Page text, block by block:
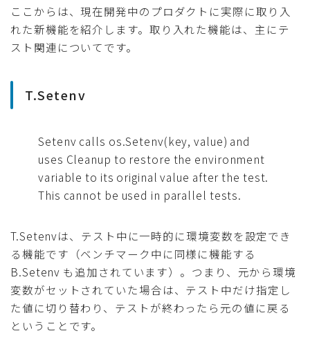
ここからは、現在開発中のプロダクトに実際に取り入
れた新機能を紹介します。取り入れた機能は、主にテ
スト関連についてです。
T.Setenv
Setenv calls os.Setenv(key, value) and
uses Cleanup to restore the environment
variable to its original value after the test.
This cannot be used in parallel tests.
T.Setenvは、テスト中に一時的に環境変数を設定でき
る機能です（ベンチマーク中に同様に機能する
B.Setenv も追加されています）。つまり、元から環境
変数がセットされていた場合は、テスト中だけ指定し
た値に切り替わり、テストが終わったら元の値に戻る
ということです。